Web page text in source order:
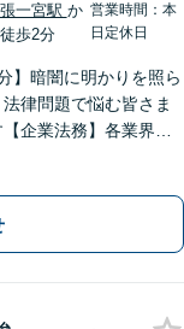
一宮駅 か
歩2分
営業時間：本
日定休日
】暗闇に明かりを照ら
律問題で悩む皆さま
企業法務】各業界特
全個室】